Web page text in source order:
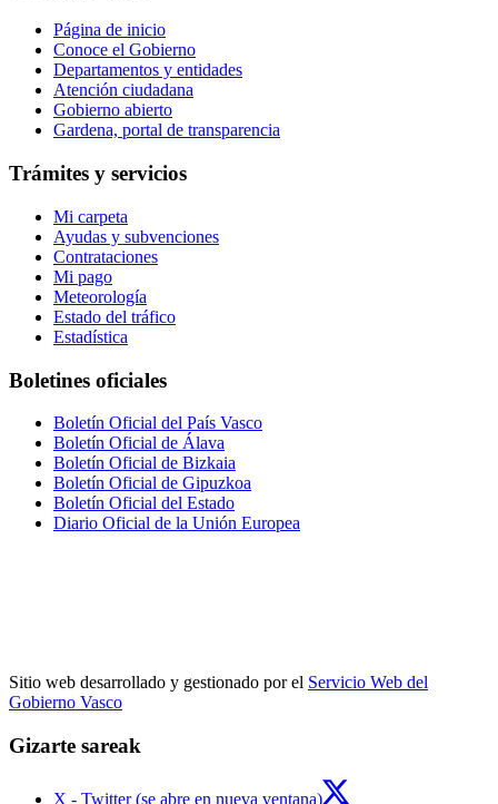
Página de inicio
Conoce el Gobierno
Departamentos y entidades
Atención ciudadana
Gobierno abierto
Gardena, portal de transparencia
Trámites y servicios
Mi carpeta
Ayudas y subvenciones
Contrataciones
Mi pago
Meteorología
Estado del tráfico
Estadística
Boletines oficiales
Boletín Oficial del País Vasco
Boletín Oficial de Álava
Boletín Oficial de Bizkaia
Boletín Oficial de Gipuzkoa
Boletín Oficial del Estado
Diario Oficial de la Unión Europea
Sitio web desarrollado y gestionado por el Servicio Web del
Gobierno Vasco
Gizarte sareak
X - Twitter (se abre en nueva ventana)